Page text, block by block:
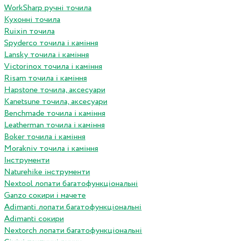
WorkSharp ручні точила
Кухонні точила
Ruixin точила
Spyderco точила і каміння
Lansky точила і каміння
Victorinox точила і каміння
Risam точила і каміння
Hapstone точила, аксесуари
Kanetsune точила, аксесуари
Benchmade точила і каміння
Leatherman точила і каміння
Boker точила і каміння
Morakniv точила і каміння
Інструменти
Naturehike інструменти
Nextool лопати багатофункціональні
Ganzo сокири і мачете
Adimanti лопати багатофункціональні
Adimanti сокири
Nextorch лопати багатофункціональні